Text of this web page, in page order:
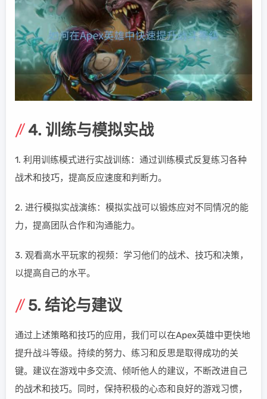
4. 训练与模拟实战
1. 利用训练模式进行实战训练：通过训练模式反复练习各种
战术和技巧，提高反应速度和判断力。
2. 进行模拟实战演练：模拟实战可以锻炼应对不同情况的能
力，提高团队合作和沟通能力。
3. 观看高水平玩家的视频：学习他们的战术、技巧和决策，
以提高自己的水平。
5. 结论与建议
通过上述策略和技巧的应用，我们可以在Apex英雄中更快地
提升战斗等级。持续的努力、练习和反思是取得成功的关
键。建议在游戏中多交流、倾听他人的建议，不断改进自己
的战术和技巧。同时，保持积极的心态和良好的游戏习惯，